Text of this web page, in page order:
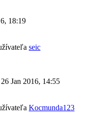
18:19
seic
26 Jan 2016, 14:55
Kocmunda123